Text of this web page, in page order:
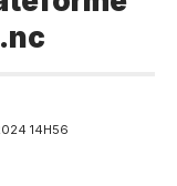
14H56